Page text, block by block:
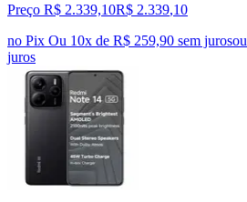
Preço R$ 2.339,10R$ 2.339,10
no Pix Ou 10x de R$ 259,90 sem jurosou
juros